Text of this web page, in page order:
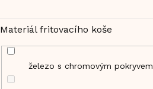
Materiál fritovacího koše
železo s chromovým pokryvem